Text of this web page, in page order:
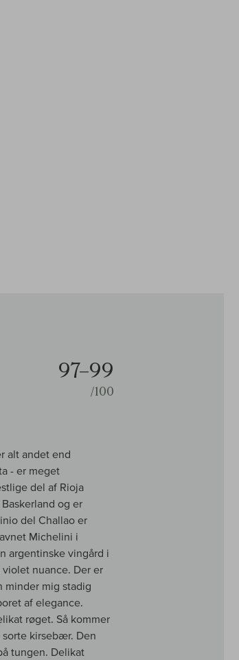
97–99
/100
alt andet end
- er meget
del af Rioja
og er
del Challao er
Michelini i
argentinske vingård i
nuance. Der er
minder mig stadig
af elegance.
røget. Så kommer
kirsebær. Den
tungen. Delikat